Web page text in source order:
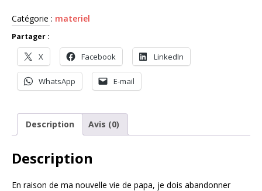
Catégorie : materiel
Partager :
X Facebook LinkedIn
WhatsApp E-mail
Description Avis (0)
Description
En raison de ma nouvelle vie de papa, je dois abandonner